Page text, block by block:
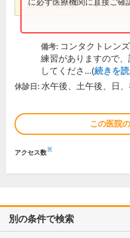
14:00～17:30 ●
備考: コンタクトレン
練習がありますので
してくださ...(続きを
休診日: 水午後、土午後、日
この医院
アクセス数※
別の条件で検索